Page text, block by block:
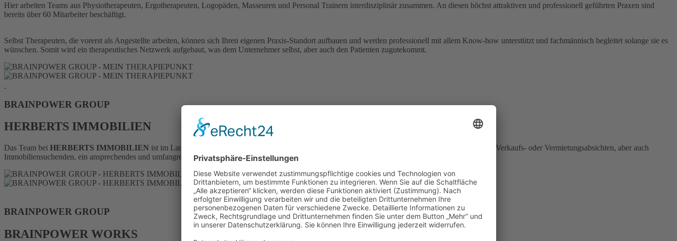
Hier arbeiten Teams aus Physiotherapeuten, Ergotherapeuten, Logopäden, Masseuren und Personal Trainern interdisziplinär zusammen. An diesen höchst attraktiven und professionell geführten Praxen sind
bereits über 60 Mitarbeiter beschäftigt.
Selbst Therapeuten, die vorerst als Angestellte arbeiten, können sich Ihren eigenen Praxis-Standort aufbauen und werden professionell mit allem Know-how unterstützt und fachmännisch begleitet solange sie es
wünschen. Somit wird ein therapeutisches Netzwerk aufgebaut, was dem Unternehmer selbst, aber auch den Patienten zugutekommt.
BRAINPOWER GROUP
HERBERTS IMMOBILIEN
Das Team bei HERBERTS IMMOBILIEN ist im Landkreis Erlangen-Höchstadt und Umgebung als Immobilienmakler tätig und bietet Eigentümern mit Verkaufs- oder Vermietungsabsichten, aber auch
Immobiliensuchenden, ein ansprechendes und umfangreiches Angebot an Serviceleistungen.
BRAINPOWER GROUP
BRAINPOWER WORKS